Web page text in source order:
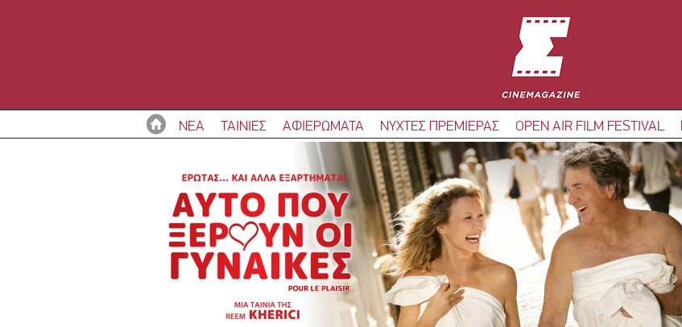
ΝΕΑ ΤΑΙΝΙΕΣ ΑΦΙΕΡΩΜΑΤΑ ΝΥΧΤΕΣ ΠΡΕΜΙΕΡΑΣ OPEN AIR FILM FESTIVAL